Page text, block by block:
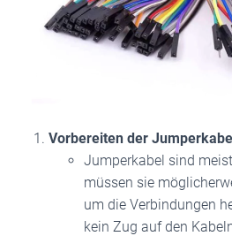
Vorbereiten der
Jumperkabel sind
müssen sie
um die Verbindungen
kein Zug auf den